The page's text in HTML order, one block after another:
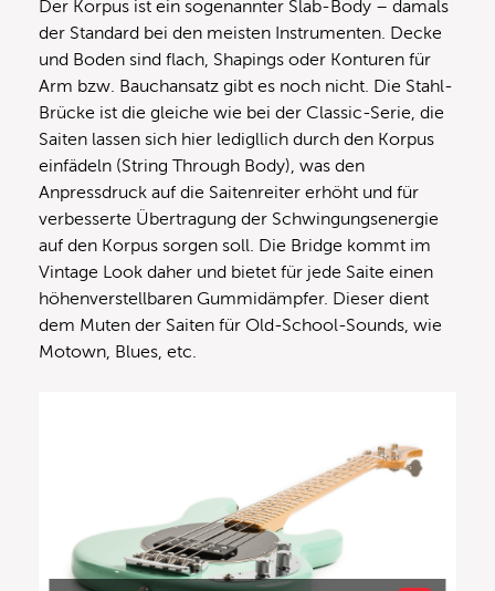
Der Korpus ist ein sogenannter Slab-Body – damals
der Standard bei den meisten Instrumenten. Decke
und Boden sind flach, Shapings oder Konturen für
Arm bzw. Bauchansatz gibt es noch nicht. Die Stahl-
Brücke ist die gleiche wie bei der Classic-Serie, die
Saiten lassen sich hier ledigllich durch den Korpus
einfädeln (String Through Body), was den
Anpressdruck auf die Saitenreiter erhöht und für
verbesserte Übertragung der Schwingungsenergie
auf den Korpus sorgen soll. Die Bridge kommt im
Vintage Look daher und bietet für jede Saite einen
höhenverstellbaren Gummidämpfer. Dieser dient
dem Muten der Saiten für Old-School-Sounds, wie
Motown, Blues, etc.